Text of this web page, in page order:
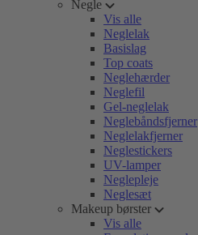
Negle
Vis alle
Neglelak
Basislag
Top coats
Neglehærder
Neglefil
Gel-neglelak
Neglebåndsfjerner
Neglelakfjerner
Neglestickers
UV-lamper
Neglepleje
Neglesæt
Makeup børster
Vis alle